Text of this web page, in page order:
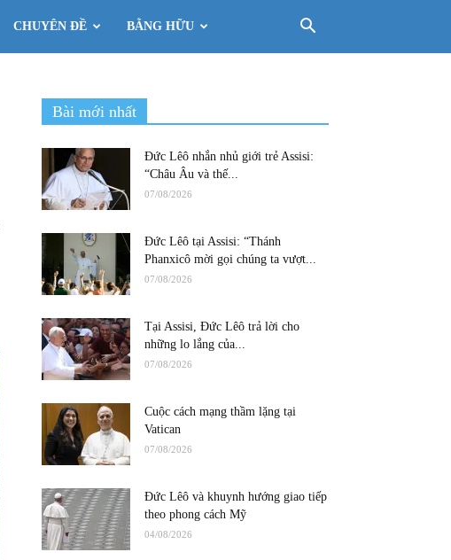
CHUYÊN ĐỀ BẰNG HỮU
Bài mới nhất
Đức Lêô nhắn nhủ giới trẻ Assisi:
“Châu Âu và thế...
07/08/2026
Đức Lêô tại Assisi: “Thánh
Phanxicô mời gọi chúng ta vượt...
07/08/2026
Tại Assisi, Đức Lêô trả lời cho
những lo lắng của...
07/08/2026
Cuộc cách mạng thầm lặng tại
Vatican
07/08/2026
Đức Lêô và khuynh hướng giao tiếp
theo phong cách Mỹ
04/08/2026